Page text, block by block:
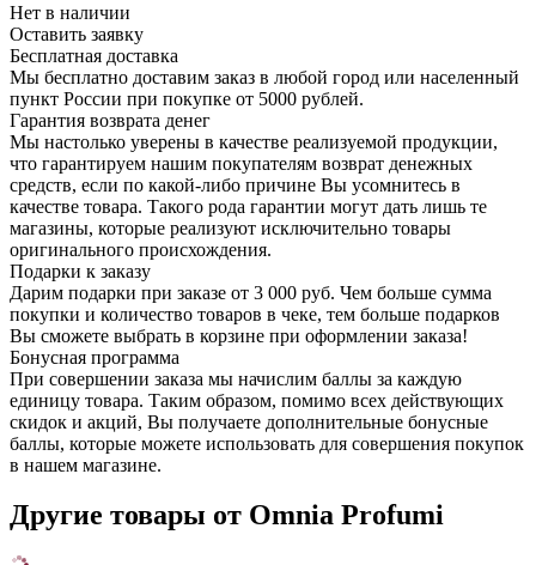
Нет в наличии
Оставить заявку
Бесплатная доставка
Мы бесплатно доставим заказ в любой город или населенный
пункт России при покупке от 5000 рублей.
Гарантия возврата денег
Мы настолько уверены в качестве реализуемой продукции,
что гарантируем нашим покупателям возврат денежных
средств, если по какой-либо причине Вы усомнитесь в
качестве товара. Такого рода гарантии могут дать лишь те
магазины, которые реализуют исключительно товары
оригинального происхождения.
Подарки к заказу
Дарим подарки при заказе от 3 000 руб. Чем больше сумма
покупки и количество товаров в чеке, тем больше подарков
Вы сможете выбрать в корзине при оформлении заказа!
Бонусная программа
При совершении заказа мы начислим баллы за каждую
единицу товара. Таким образом, помимо всех действующих
скидок и акций, Вы получаете дополнительные бонусные
баллы, которые можете использовать для совершения покупок
в нашем магазине.
Другие товары от Omnia Profumi